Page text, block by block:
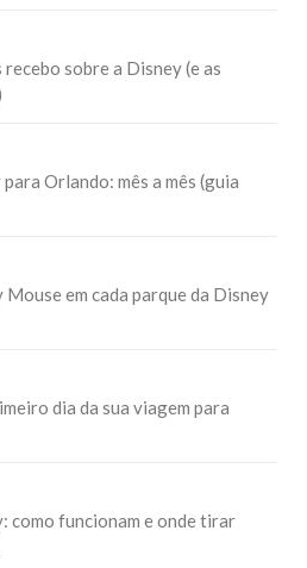
sobre a Disney (e as
Orlando: mês a mês (guia
em cada parque da Disney
dia da sua viagem para
como funcionam e onde tirar